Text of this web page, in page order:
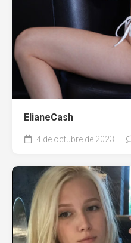
ElianeCash
4 de octubre de 2023